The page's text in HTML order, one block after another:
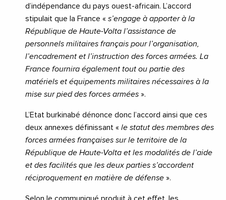
d’indépendance du pays ouest-africain. L’accord
stipulait que la France « s’engage à apporter à la
République de Haute-Volta l’assistance de
personnels militaires français pour l’organisation,
l’encadrement et l’instruction des forces armées. La
France fournira également tout ou partie des
matériels et équipements militaires nécessaires à la
mise sur pied des forces armées ».
L’Etat burkinabé dénonce donc l’accord ainsi que ces
deux annexes définissant « le statut des membres des
forces armées françaises sur le territoire de la
République de Haute-Volta et les modalités de l’aide
et des facilités que les deux parties s’accordent
réciproquement en matière de défense ».
Selon le communiqué produit à cet effet, les